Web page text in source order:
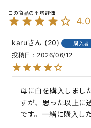
karu 20 購入者
投稿日
2026/06/12
母に白を購入しまし
すが、思った以上に
です。一緒に購入し